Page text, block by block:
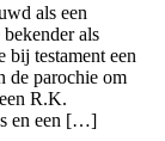
als een
als
testament een
de parochie om
R.K.
en een […]